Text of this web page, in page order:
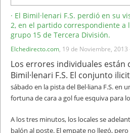
· El Bimil·lenari F.S. perdió en su
2, en el partido correspondiente a
grupo 15 de Tercera División.
Elchedirecto.com, 19 de Noviembre, 2013
Los errores individuales están
Bimil·lenari F.S. El conjunto
sábado en la pista del Bel·liana F.S. en
fortuna de cara a gol fue esquiva para
A los tres minutos, los locales se
balón al poste. El empate no llegó, pero